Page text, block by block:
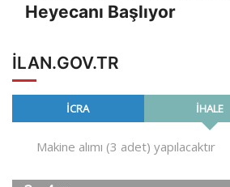
Heyecanı Başlıyor
ILAN.GOV.TR